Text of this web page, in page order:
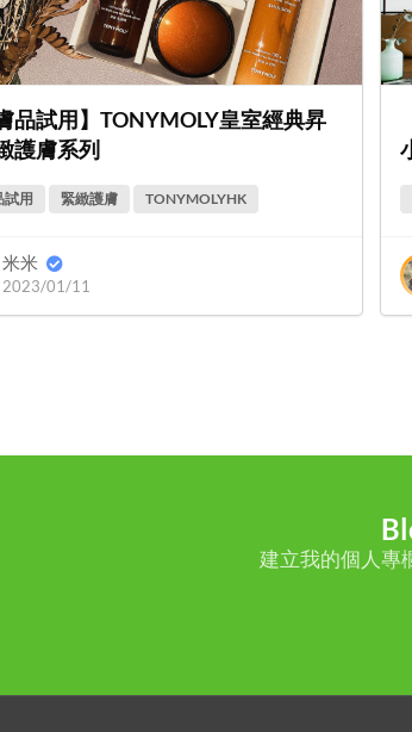
品試用】TONYMOLY皇室經典昇
護膚系列
試用 緊緻護膚 TONYMOLYHK
米米
2023/01/11
建立我的個人專